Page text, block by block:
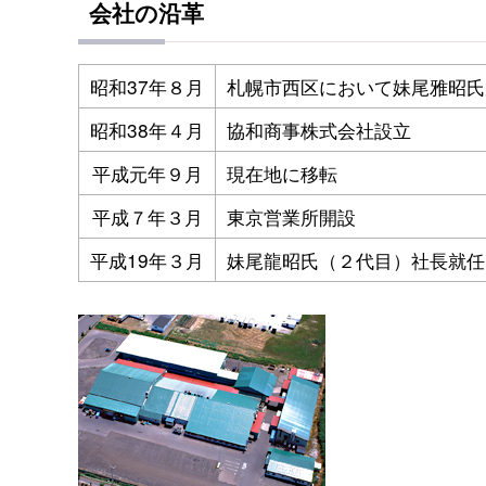
会社の沿革
昭和37年８月
札幌市西区において妹尾雅昭
昭和38年４月
協和商事株式会社設立
平成元年９月
現在地に移転
平成７年３月
東京営業所開設
平成19年３月
妹尾龍昭氏（２代目）社長就任